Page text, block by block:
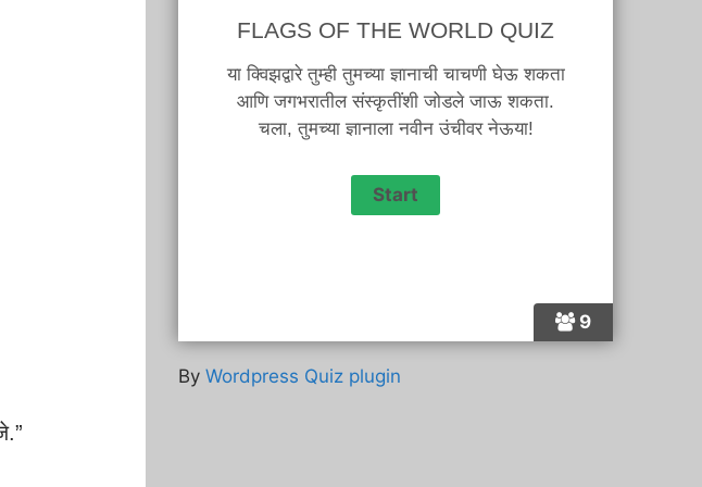
9
FLAGS OF THE WORLD QUIZ
या क्विझद्वारे तुम्ही तुमच्या ज्ञानाची चाचणी घेऊ शकता
आणि जगभरातील संस्कृतींशी जोडले जाऊ शकता.
चला, तुमच्या ज्ञानाला नवीन उंचीवर नेऊया!
By Wordpress Quiz plugin